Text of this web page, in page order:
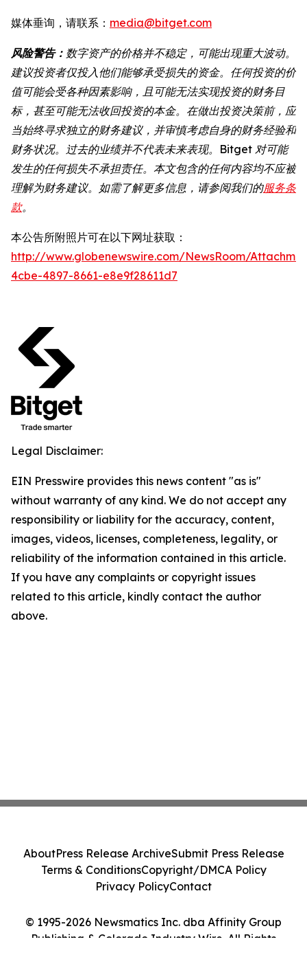
媒体垂询，请联系： media@bitget.com
风险警告： 数字资产的价格并不稳定，可能出现重大波动。
建议投资者仅投入他们能够承受损失的资金。任何投资的价
值可能会受各种因素影响，且可能无法实现投资的财务目
标，甚至可能无法收回投资的本金。在做出投资决策前，应
当始终寻求独立的财务建议，并审慎考虑自身的财务经验和
财务状况。过去的业绩并不代表未来表现。Bitget 对可能
发生的任何损失不承担责任。本文包含的任何内容均不应被
理解为财务建议。如需了解更多信息，请参阅我们的服务条
款。
本公告所附照片可在以下网址获取：
http://www.globenewswire.com/NewsRoom/
4cbe-4897-8661-e8e9f28611d7
Legal Disclaimer:
EIN Presswire provides this news content "as is"
without warranty of any kind. We do not accept any
responsibility or liability for the accuracy, content,
images, videos, licenses, completeness, legality, or
reliability of the information contained in this article.
If you have any complaints or copyright issues
related to this article, kindly contact the author
above.
© 1995-2026 Newsmatics Inc. dba Affinity Group
Publishing & Colorado Industry Wire. All Rights
AboutPress Release ArchiveSubmit Press Release
Terms & ConditionsCopyright/DMCA Policy
Privacy PolicyContact